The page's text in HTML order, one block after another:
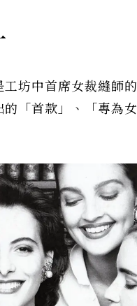
坊中首席女裁縫師的
「首款」、「專為女